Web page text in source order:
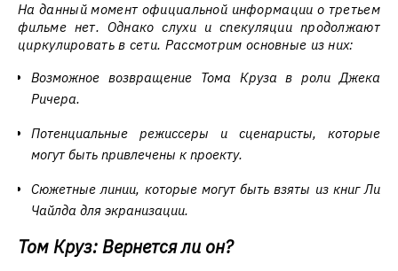
На данный момент официальной информации о третьем
фильме нет. Однако слухи и спекуляции продолжают
циркулировать в сети. Рассмотрим основные из них:
Возможное возвращение Тома Круза в роли Джека
Ричера.
Потенциальные режиссеры и сценаристы, которые
могут быть привлечены к проекту.
Сюжетные линии, которые могут быть взяты из книг Ли
Чайлда для экранизации.
Том Круз: Вернется ли он?